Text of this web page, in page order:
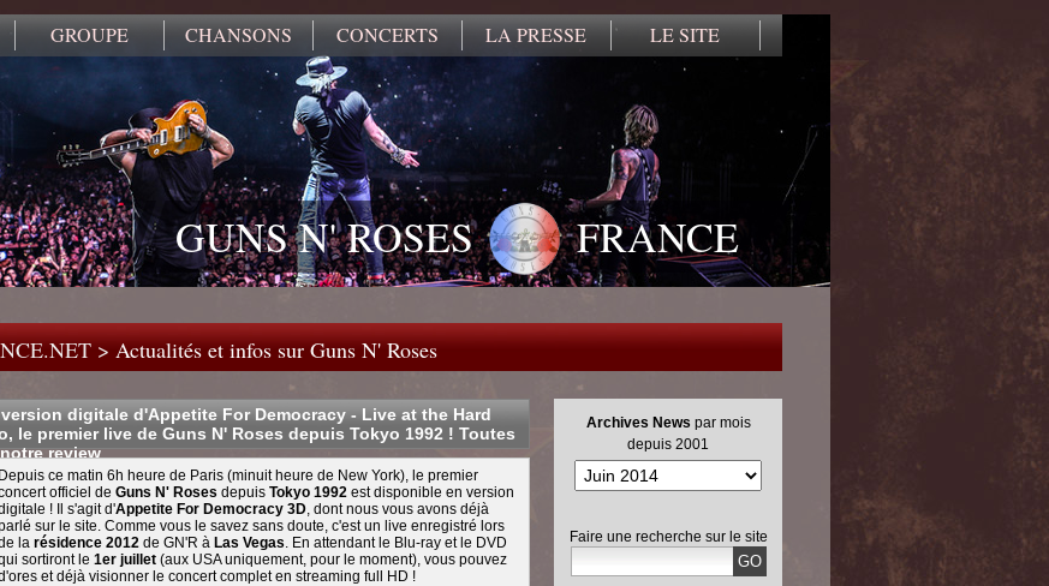
GROUPE CHANSONS CONCERTS LA PRESSE LE SITE
GUNS N' ROSES FRANCE
> Actualités et infos sur Guns N' Roses
digitale d'Appetite For Democracy - Live at the Hard
le premier live de Guns N' Roses depuis Tokyo 1992 ! Toutes
review
Depuis ce matin 6h heure de Paris (minuit heure de New York), le premier
officiel de Guns N' Roses depuis Tokyo 1992 est disponible en version
! Il s'agit d'Appetite For Democracy 3D, dont nous vous avons déjà
sur le site. Comme vous le savez sans doute, c'est un live enregistré lors
la résidence 2012 de GN'R à Las Vegas. En attendant le Blu-ray et le DVD
sortiront le 1er juillet (aux USA uniquement, pour le moment), vous pouvez
et déjà visionner le concert complet en streaming full HD !
Archives News par mois
depuis 2001
Faire une recherche sur le site